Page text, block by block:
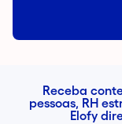
Receba
pessoas, RH
Elofy